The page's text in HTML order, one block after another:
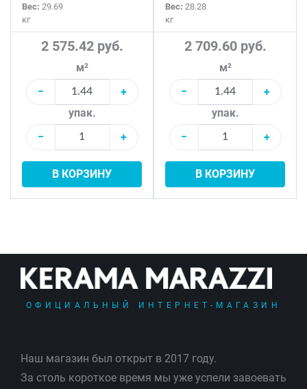
Вес: 29.69
кг
2 575.42 руб.
м²
−
+
упак.
−
+
В КОРЗИНУ
Вес: 28.28
кг
2 709.60 руб.
м²
−
+
упак.
−
+
В КОРЗИНУ
ОФИЦИАЛЬНЫЙ ИНТЕРНЕТ-МАГАЗИН
Наш магазин был открыт в 2017 году.
За столь короткое время мы уже успели завоевать